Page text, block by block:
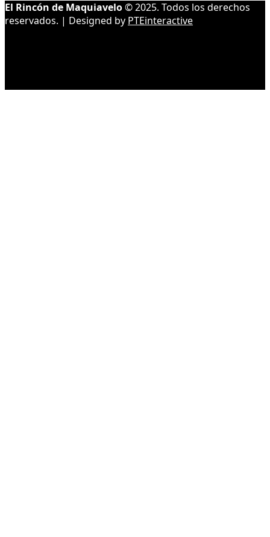
El Rincón de Maquiavelo© 2025. Todos los derechos
reservados. | Designed by PTEinteractive